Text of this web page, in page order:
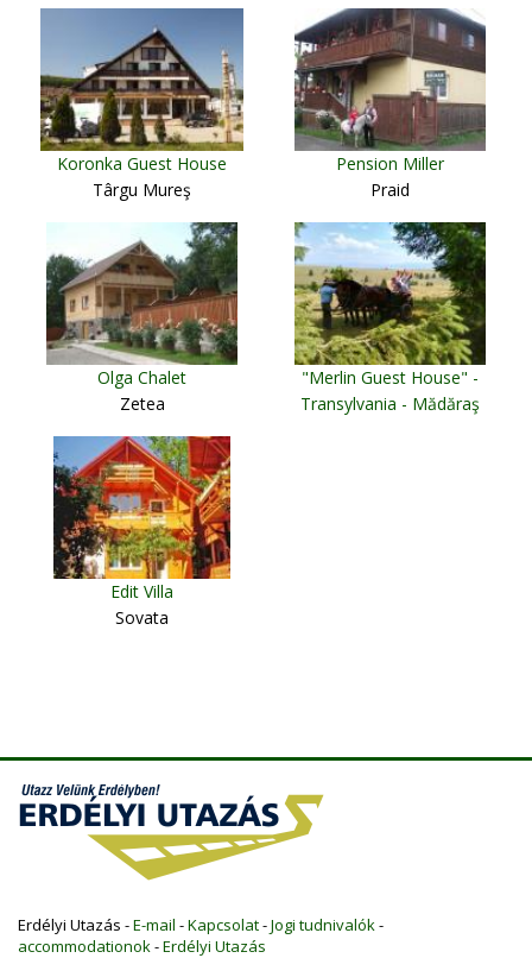
Koronka Guest House
Târgu Mureş
Pension Miller
Praid
Olga Chalet
Zetea
"Merlin Guest House" -
Transylvania - Mădăraş
Edit Villa
Sovata
Erdélyi Utazás -E-mail -Kapcsolat-Jogi tudnivalók-
accommodationok-Erdélyi Utazás